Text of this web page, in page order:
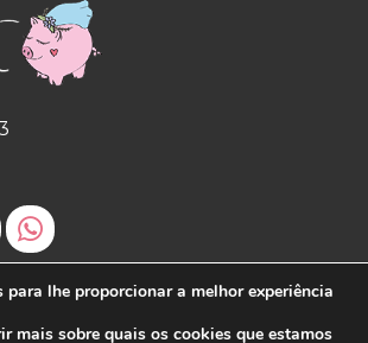
lhe proporcionar a melhor experiência
mais sobre quais os cookies que estamos